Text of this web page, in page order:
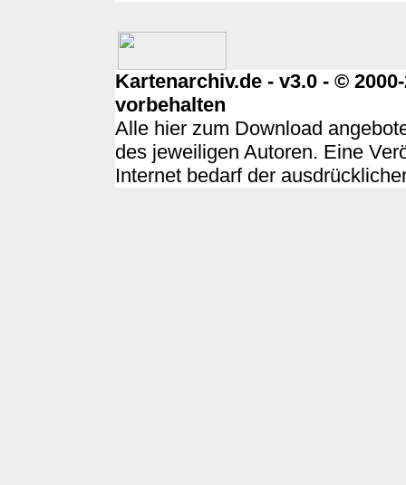
Kartenarchiv.de - v3.0 - ©
vorbehalten
Alle hier zum Download
des jeweiligen Autoren. Eine
Internet bedarf der